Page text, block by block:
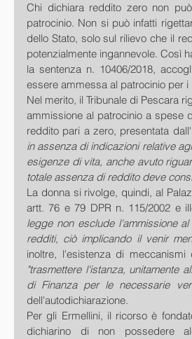
Chi dichiara reddito zero non
patrocinio. Non si può infatti
dello Stato, solo sul rilievo che il
potenzialmente ingannevole. Così
la sentenza n. 10406/2018,
essere ammessa al patrocinio per i
Nel merito, il Tribunale di Pescara
ammissione al patrocinio a spese
reddito pari a zero, presentata
in assenza di indicazioni relative
esigenze di vita, anche avuto
totale assenza di reddito deve
La donna si rivolge, quindi, al
artt. 76 e 79 DPR n. 115/2002 e
legge non esclude l'ammissione
redditi, ciò implicando il venir
"trasmettere l'istanza, unitamente
di Finanza per le necessarie
dell'autodichiarazione.
Per gli Ermellini, il ricorso è
dichiarino di non possedere